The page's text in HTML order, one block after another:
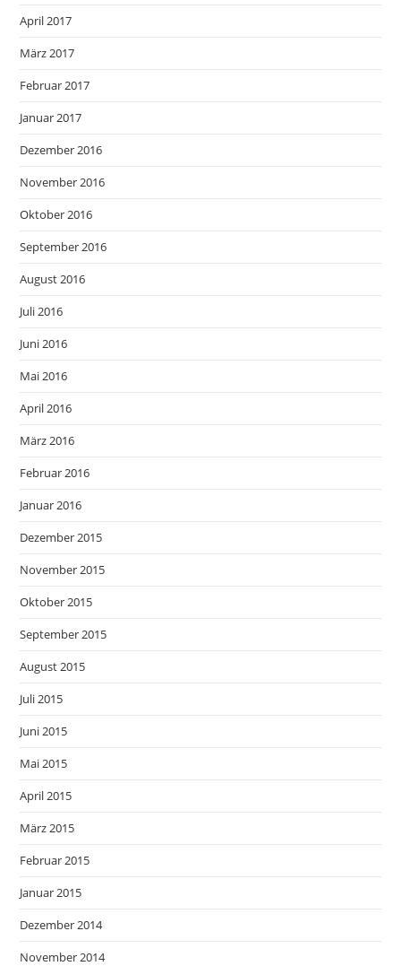
April 2017
März 2017
Februar 2017
Januar 2017
Dezember 2016
November 2016
Oktober 2016
September 2016
August 2016
Juli 2016
Juni 2016
Mai 2016
April 2016
März 2016
Februar 2016
Januar 2016
Dezember 2015
November 2015
Oktober 2015
September 2015
August 2015
Juli 2015
Juni 2015
Mai 2015
April 2015
März 2015
Februar 2015
Januar 2015
Dezember 2014
November 2014